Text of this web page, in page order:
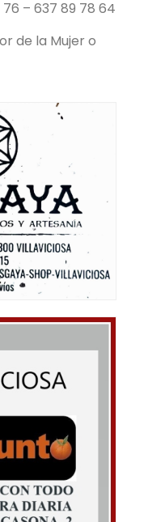
76 – 637 89 78 64
de la Mujer o